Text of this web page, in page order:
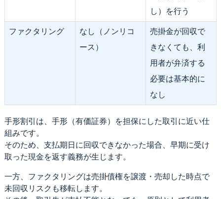
し）を行う
ファクタリング
なし（ノンリコ
ース）
売掛金が回収で
きなくても、利
用者が弁済する
必要は基本的に
なし
手形割引は、手形（有価証券）を担保にした取引に近い仕
組みです。
そのため、支払期日に回収できなかった場合、早期に受け
取った現金を返す義務が生じます。
一方、ファクタリングは売掛債権を譲渡・売却した時点で
未回収リスクも移転します。